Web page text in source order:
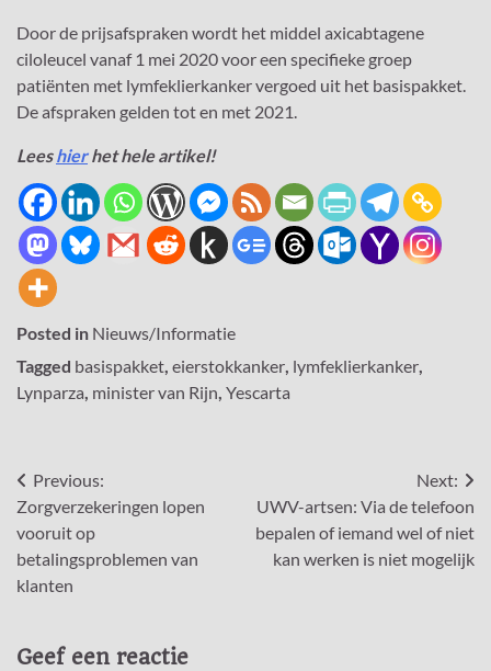
Door de prijsafspraken wordt het middel axicabtagene
ciloleucel vanaf 1 mei 2020 voor een specifieke groep
patiënten met lymfeklierkanker vergoed uit het basispakket.
De afspraken gelden tot en met 2021.
Leeshierhet hele artikel!
Posted in Nieuws/Informatie
Tagged basispakket, eierstokkanker, lymfeklierkanker,
Lynparza, minister van Rijn, Yescarta
Bericht
navigatie
Previous:
Zorgverzekeringen lopen
vooruit op
betalingsproblemen van
klanten
Next:
UWV-artsen: Via de telefoon
bepalen of iemand wel of niet
kan werken is niet mogelijk
Geef een reactie